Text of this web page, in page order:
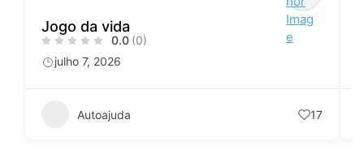
Jogo da vida
0.0 (0)
julho 7, 2026
Autoajuda 17